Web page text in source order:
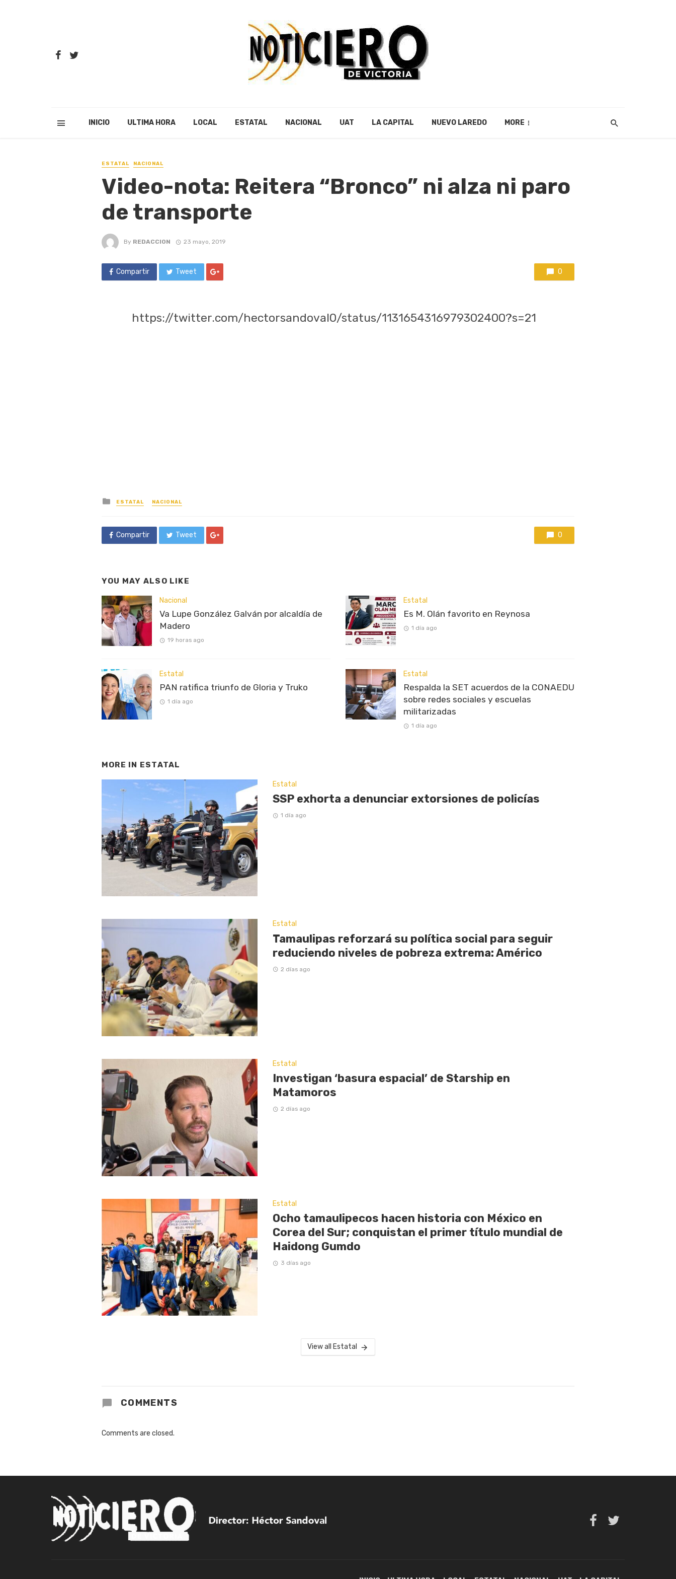
INICIO ULTIMA HORA LOCAL ESTATAL NACIONAL UAT LA CAPITAL NUEVO LAREDO MORE
ESTATAL NACIONAL
Video-nota: Reitera “Bronco” ni alza ni paro
de transporte
By REDACCION 23 mayo, 2019
Compartir Tweet 0
https://twitter.com/hectorsandoval0/status/1131654316979302400?s=21
Posted
in
ESTATAL NACIONAL
Compartir Tweet 0
YOU MAY ALSO LIKE
Nacional
Va Lupe González Galván por alcaldía de
Madero
19 horas ago
Estatal
PAN ratifica triunfo de Gloria y Truko
1 día ago
Estatal
Es M. Olán favorito en Reynosa
1 día ago
Estatal
Respalda la SET acuerdos de la CONAEDU
sobre redes sociales y escuelas
militarizadas
1 día ago
MORE IN ESTATAL
Estatal
SSP exhorta a denunciar extorsiones de policías
1 día ago
Estatal
Tamaulipas reforzará su política social para seguir
reduciendo niveles de pobreza extrema: Américo
2 días ago
Estatal
Investigan ‘basura espacial’ de Starship en
Matamoros
2 días ago
Estatal
Ocho tamaulipecos hacen historia con México en
Corea del Sur; conquistan el primer título mundial de
Haidong Gumdo
3 días ago
View all Estatal
COMMENTS
Comments are closed.